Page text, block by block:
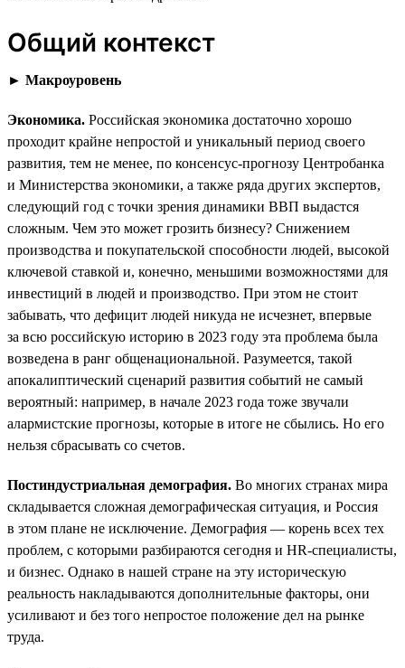
Общий контекст
► Макроуровень
Экономика. Российская экономика достаточно хорошо
проходит крайне непростой и уникальный период своего
развития, тем не менее, по консенсус-прогнозу Центробанка
и Министерства экономики, а также ряда других экспертов,
следующий год с точки зрения динамики ВВП выдастся
сложным. Чем это может грозить бизнесу? Снижением
производства и покупательской способности людей, высокой
ключевой ставкой и, конечно, меньшими возможностями для
инвестиций в людей и производство. При этом не стоит
забывать, что дефицит людей никуда не исчезнет, впервые
за всю российскую историю в 2023 году эта проблема была
возведена в ранг общенациональной. Разумеется, такой
апокалиптический сценарий развития событий не самый
вероятный: например, в начале 2023 года тоже звучали
алармистские прогнозы, которые в итоге не сбылись. Но его
нельзя сбрасывать со счетов.
Постиндустриальная демография. Во многих странах мира
складывается сложная демографическая ситуация, и Россия
в этом плане не исключение. Демография — корень всех тех
проблем, с которыми разбираются сегодня и HR-специалисты,
и бизнес. Однако в нашей стране на эту историческую
реальность накладываются дополнительные факторы, они
усиливают и без того непростое положение дел на рынке
труда.